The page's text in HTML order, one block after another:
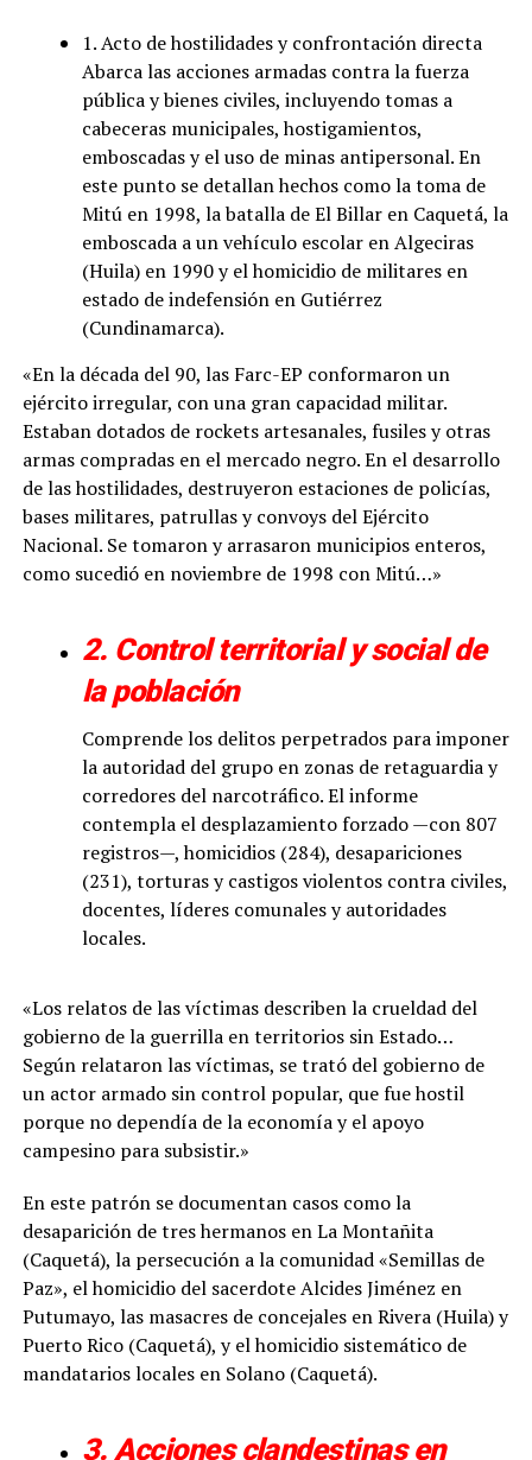
1. Acto de hostilidades y confrontación directa
Abarca las acciones armadas contra la fuerza
pública y bienes civiles, incluyendo tomas a
cabeceras municipales, hostigamientos,
emboscadas y el uso de minas antipersonal. En
este punto se detallan hechos como la toma de
Mitú en 1998, la batalla de El Billar en Caquetá, la
emboscada a un vehículo escolar en Algeciras
(Huila) en 1990 y el homicidio de militares en
estado de indefensión en Gutiérrez
(Cundinamarca).
«En la década del 90, las Farc-EP conformaron un
ejército irregular, con una gran capacidad militar.
Estaban dotados de rockets artesanales, fusiles y otras
armas compradas en el mercado negro. En el desarrollo
de las hostilidades, destruyeron estaciones de policías,
bases militares, patrullas y convoys del Ejército
Nacional. Se tomaron y arrasaron municipios enteros,
como sucedió en noviembre de 1998 con Mitú…»
2. Control territorial y social de
la población
Comprende los delitos perpetrados para imponer
la autoridad del grupo en zonas de retaguardia y
corredores del narcotráfico. El informe
contempla el desplazamiento forzado —con 807
registros—, homicidios (284), desapariciones
(231), torturas y castigos violentos contra civiles,
docentes, líderes comunales y autoridades
locales.
«Los relatos de las víctimas describen la crueldad del
gobierno de la guerrilla en territorios sin Estado…
Según relataron las víctimas, se trató del gobierno de
un actor armado sin control popular, que fue hostil
porque no dependía de la economía y el apoyo
campesino para subsistir.»
En este patrón se documentan casos como la
desaparición de tres hermanos en La Montañita
(Caquetá), la persecución a la comunidad «Semillas de
Paz», el homicidio del sacerdote Alcides Jiménez en
Putumayo, las masacres de concejales en Rivera (Huila) y
Puerto Rico (Caquetá), y el homicidio sistemático de
mandatarios locales en Solano (Caquetá).
3. Acciones clandestinas en